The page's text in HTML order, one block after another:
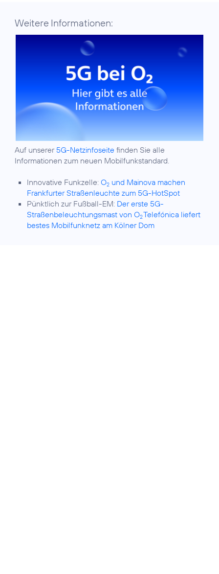
Weitere Informationen:
Auf unserer 5G-Netzinfoseite finden Sie alle
Informationen zum neuen Mobilfunkstandard.
Innovative Funkzelle: O2 und Mainova machen
Frankfurter Straßenleuchte zum 5G-HotSpot
Pünktlich zur Fußball-EM: Der erste 5G-
Straßenbeleuchtungsmast von O2Telefónica liefert
bestes Mobilfunknetz am Kölner Dom